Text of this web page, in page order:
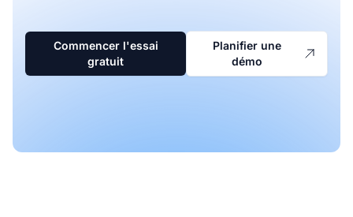
Commencer l'essai
gratuit
Planifier une
démo